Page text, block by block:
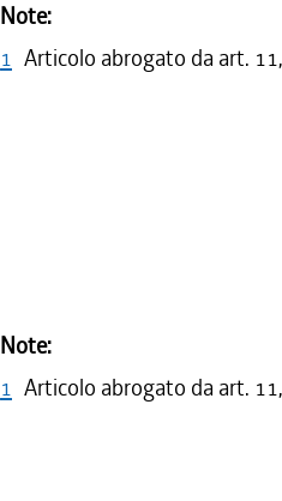
Note:
1 Articolo abrogato da art.
Note:
1 Articolo abrogato da art.